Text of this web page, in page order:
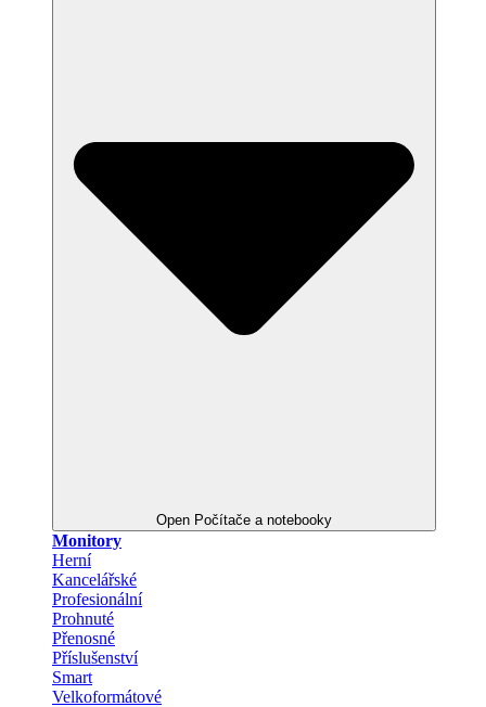
Open Počítače a notebooky
Monitory
Herní
Kancelářské
Profesionální
Prohnuté
Přenosné
Příslušenství
Smart
Velkoformátové